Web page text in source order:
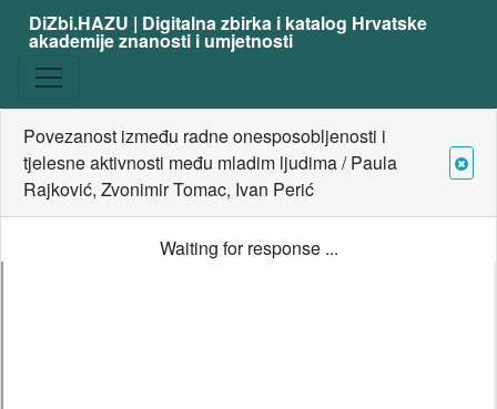
DiZbi.HAZU | Digitalna zbirka i katalog Hrvatske
akademije znanosti i umjetnosti
Povezanost između radne onesposobljenosti i
tjelesne aktivnosti među mladim ljudima / Paula
Rajković, Zvonimir Tomac, Ivan Perić
Waiting for response ...